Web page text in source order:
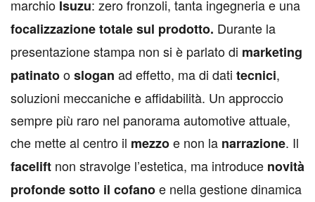
marchio Isuzu: zero fronzoli, tanta ingegneria e una
focalizzazione totale sul prodotto. Durante la
presentazione stampa non si è parlato di marketing
patinatooslogan ad effetto, ma di dati tecnici,
soluzioni meccaniche e affidabilità. Un approccio
sempre più raro nel panorama automotive attuale,
che mette al centro il mezzoe non la narrazione. Il
facelift non stravolge l’estetica, ma introduce novità
profonde sotto il cofanoe nella gestione dinamica